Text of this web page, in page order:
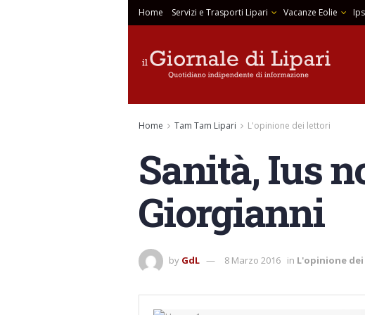
Home Servizi e Trasporti Lipari Vacanze Eolie
Home Tam Tam Lipari L'opinione dei lettori
Sanità, Ius
Giorgianni
by GdL 8 Marzo 2016 in L'opinione